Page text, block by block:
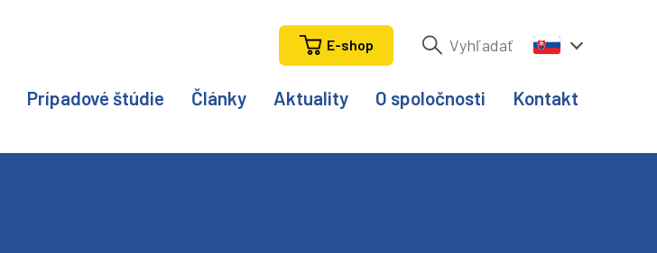
E-shop
Prípadové štúdie Články Aktuality O spoločnosti Kontakt